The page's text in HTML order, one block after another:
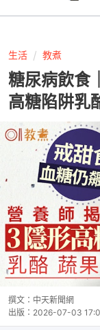
生活 教煮
糖尿病飲食
高糖陷阱乳
撰文： 中天新聞網
出版： 2026-07-03